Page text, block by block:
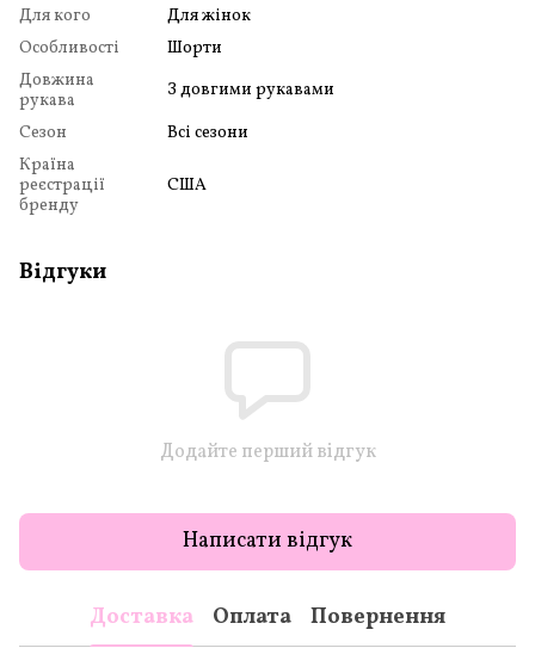
Для кого
Для жінок
Особливості
Шорти
Довжина
рукава
З довгими рукавами
Сезон
Всі сезони
Країна
реєстрації
бренду
США
Відгуки
Додайте перший відгук
Написати відгук
Доставка Оплата Повернення